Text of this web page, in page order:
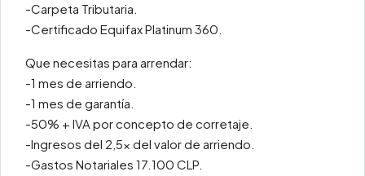
-Carpeta Tributaria.
-Certificado Equifax Platinum 360.
Que necesitas para arrendar:
-1 mes de arriendo.
-1 mes de garantía.
-50% + IVA por concepto de corretaje.
-Ingresos del 2,5x del valor de arriendo.
-Gastos Notariales 17.100 CLP.